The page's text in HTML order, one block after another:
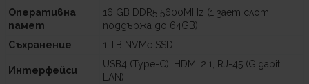
Оперативна
памет
16 GB DDR5 5600MHz (1 зает слот,
поддържа до 64GB)
Съхранение
1 TB NVMe SSD
Интерфейси
USB4 (Type-C), HDMI 2.1, RJ-45 (Gigabit
LAN)